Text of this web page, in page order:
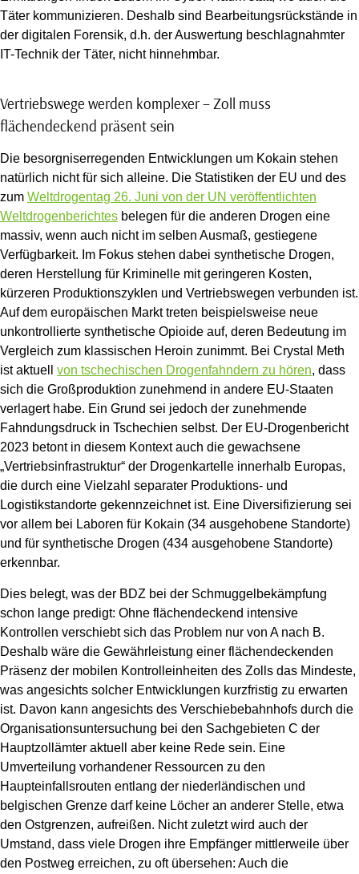
Täter kommunizieren. Deshalb sind Bearbeitungsrückstände in
der digitalen Forensik, d.h. der Auswertung beschlagnahmter
IT-Technik der Täter, nicht hinnehmbar.
Vertriebswege werden komplexer – Zoll muss
flächendeckend präsent sein
Die besorgniserregenden Entwicklungen um Kokain stehen
natürlich nicht für sich alleine. Die Statistiken der EU und des
zum Weltdrogentag 26. Juni von der UN veröffentlichten
Weltdrogenberichtes belegen für die anderen Drogen eine
massiv, wenn auch nicht im selben Ausmaß, gestiegene
Verfügbarkeit. Im Fokus stehen dabei synthetische Drogen,
deren Herstellung für Kriminelle mit geringeren Kosten,
kürzeren Produktionszyklen und Vertriebswegen verbunden ist.
Auf dem europäischen Markt treten beispielsweise neue
unkontrollierte synthetische Opioide auf, deren Bedeutung im
Vergleich zum klassischen Heroin zunimmt. Bei Crystal Meth
ist aktuell von tschechischen Drogenfahndern zu hören, dass
sich die Großproduktion zunehmend in andere EU-Staaten
verlagert habe. Ein Grund sei jedoch der zunehmende
Fahndungsdruck in Tschechien selbst. Der EU-Drogenbericht
2023 betont in diesem Kontext auch die gewachsene
„Vertriebsinfrastruktur“ der Drogenkartelle innerhalb Europas,
die durch eine Vielzahl separater Produktions- und
Logistikstandorte gekennzeichnet ist. Eine Diversifizierung sei
vor allem bei Laboren für Kokain (34 ausgehobene Standorte)
und für synthetische Drogen (434 ausgehobene Standorte)
erkennbar.
Dies belegt, was der BDZ bei der Schmuggelbekämpfung
schon lange predigt: Ohne flächendeckend intensive
Kontrollen verschiebt sich das Problem nur von A nach B.
Deshalb wäre die Gewährleistung einer flächendeckenden
Präsenz der mobilen Kontrolleinheiten des Zolls das Mindeste,
was angesichts solcher Entwicklungen kurzfristig zu erwarten
ist. Davon kann angesichts des Verschiebebahnhofs durch die
Organisationsuntersuchung bei den Sachgebieten C der
Hauptzollämter aktuell aber keine Rede sein. Eine
Umverteilung vorhandener Ressourcen zu den
Haupteinfallsrouten entlang der niederländischen und
belgischen Grenze darf keine Löcher an anderer Stelle, etwa
den Ostgrenzen, aufreißen. Nicht zuletzt wird auch der
Umstand, dass viele Drogen ihre Empfänger mittlerweile über
den Postweg erreichen, zu oft übersehen: Auch die